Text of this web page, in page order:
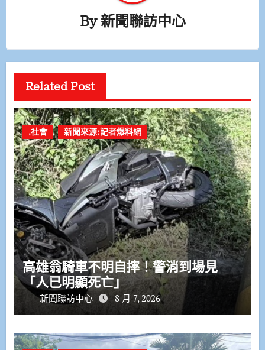
By新聞聯訪中心
Related Post
.社會 新聞來源:記者爆料網
高雄翁騎車不明自摔！警消到場見
「人已明顯死亡」
新聞聯訪中心 8 月 7, 2026